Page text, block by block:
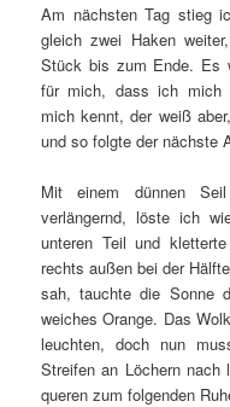
Am nächsten Tag stieg
gleich zwei Haken
Stück bis zum Ende. Es
für mich, dass ich mich
mich kennt, der weiß
und so folgte der nächste
Mit einem dünnen
verlängernd, löste ich
unteren Teil und
rechts außen bei der
sah, tauchte die Sonne
weiches Orange. Das
leuchten, doch nun
Streifen an Löchern
queren zum folgenden